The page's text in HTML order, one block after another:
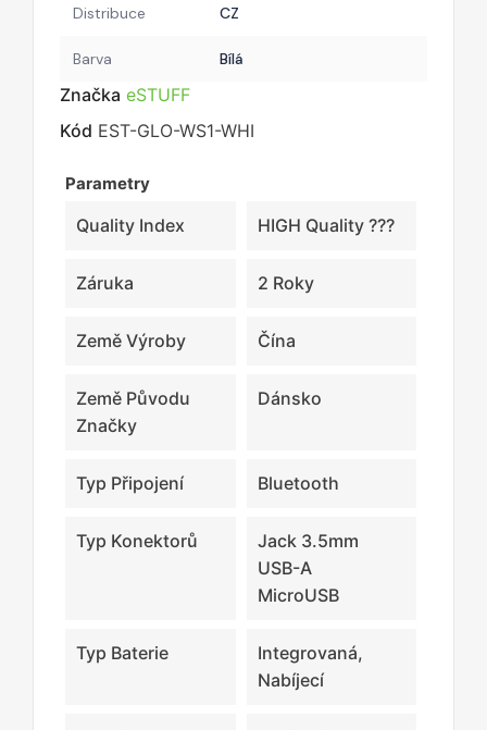
Distribuce CZ
Barva Bílá
Značka eSTUFF
Kód EST-GLO-WS1-WHI
Parametry
Quality Index HIGH Quality ???
Záruka 2 Roky
Země Výroby Čína
Země Původu
Značky
Dánsko
Typ Připojení Bluetooth
Typ Konektorů
Jack 3.5mm
USB-A
MicroUSB
Typ Baterie
Integrovaná,
Nabíjecí